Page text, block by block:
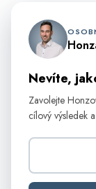
Nevíte,
Zavolejte
cílový výsledek